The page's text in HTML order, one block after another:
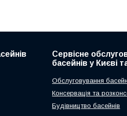
Сервісне
басейнів у Києві
Обслуговування
Консервація та
Будівництво басейнів